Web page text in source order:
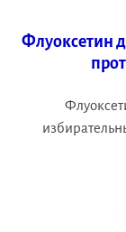
Флуоксетин